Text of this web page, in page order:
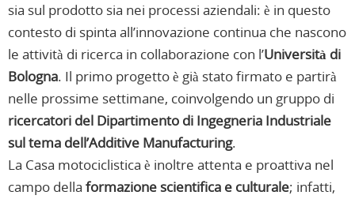
sia sul prodotto sia nei processi aziendali: è in questo
contesto di spinta all’innovazione continua che nascono
le attività di ricerca in collaborazione con l’Università di
Bologna. Il primo progetto è già stato firmato e partirà
nelle prossime settimane, coinvolgendo un gruppo di
ricercatori del Dipartimento di Ingegneria Industriale
sul tema dell’Additive Manufacturing.
La Casa motociclistica è inoltre attenta e proattiva nel
campo della formazione scientifica e culturale; infatti,